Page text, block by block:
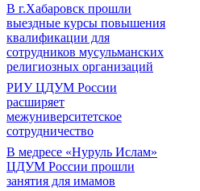
В г.Хабаровск прошли
выездные курсы повышения
квалификации для
сотрудников мусульманских
религиозных организаций
РИУ ЦДУМ России
расширяет
межуниверситетское
сотрудничество
В медресе «Нуруль Ислам»
ЦДУМ России прошли
занятия для имамов